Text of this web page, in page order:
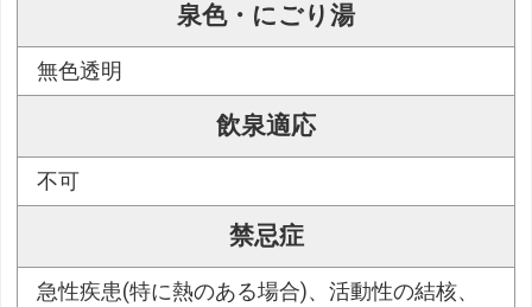
泉色・にごり湯
無色透明
飲泉適応
不可
禁忌症
急性疾患(特に熱のある場合)、活動性の結核、